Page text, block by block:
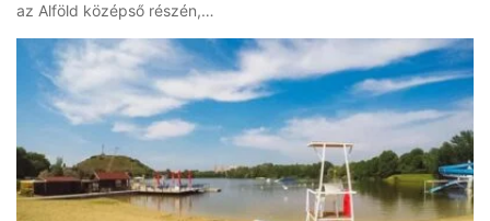
az Alföld középső részén,…